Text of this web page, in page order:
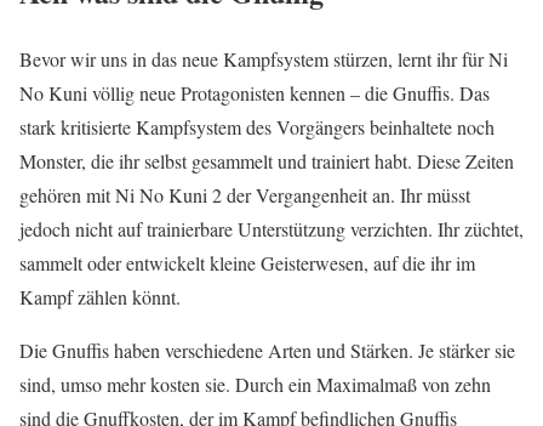
Bevor wir uns in das neue Kampfsystem stürzen, lernt ihr für Ni
No Kuni völlig neue Protagonisten kennen – die Gnuffis. Das
stark kritisierte Kampfsystem des Vorgängers beinhaltete noch
Monster, die ihr selbst gesammelt und trainiert habt. Diese Zeiten
gehören mit Ni No Kuni 2 der Vergangenheit an. Ihr müsst
jedoch nicht auf trainierbare Unterstützung verzichten. Ihr züchtet,
sammelt oder entwickelt kleine Geisterwesen, auf die ihr im
Kampf zählen könnt.
Die Gnuffis haben verschiedene Arten und Stärken. Je stärker sie
sind, umso mehr kosten sie. Durch ein Maximalmaß von zehn
sind die Gnuffkosten, der im Kampf befindlichen Gnuffis